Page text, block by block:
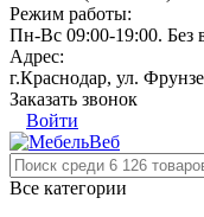
Режим работы:
Пн-Вс 09:00-19:00. Без
Адрес:
г.Краснодар, ул.
Заказать звонок
Войти
Все категории